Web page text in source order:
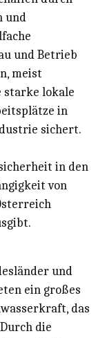
und
und Betrieb
meist
starke lokale
in
sichert.
in den
von
und
ein großes
das
die